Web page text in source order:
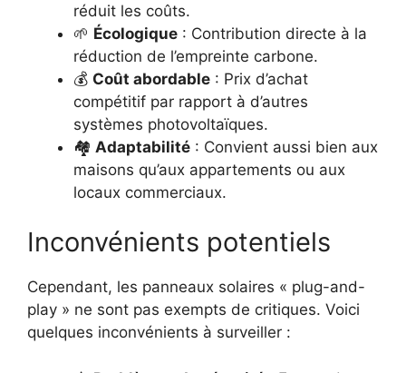
réduit les coûts.
🌱 Écologique : Contribution directe à la
réduction de l’empreinte carbone.
💰 Coût abordable : Prix d’achat
compétitif par rapport à d’autres
systèmes photovoltaïques.
🏘️ Adaptabilité : Convient aussi bien aux
maisons qu’aux appartements ou aux
locaux commerciaux.
Inconvénients potentiels
Cependant, les panneaux solaires « plug-and-
play » ne sont pas exempts de critiques. Voici
quelques inconvénients à surveiller :